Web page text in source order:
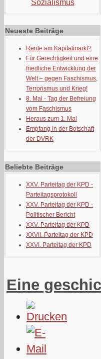
Sozialismus
Neueste Beiträge
Rente am Kapitalmarkt?
Für Gerechtigkeit und eine
friedliche Entwicklung der
Welt – gegen Faschismus,
Terrorismus und Krieg!
8. Mai - Tag der Befreiung
vom Faschismus
Heraus zum 1. Mai
Empfang in der Botschaft
der DVRK
Beliebte Beiträge
XXV. Parteitag der KPD -
Parteitagsprotokoll
XXV. Parteitag der KPD -
Politischer Bericht
XXV. Parteitag der KPD
XXVII. Parteitag der KPD
XXVI. Parteitag der KPD
Eine